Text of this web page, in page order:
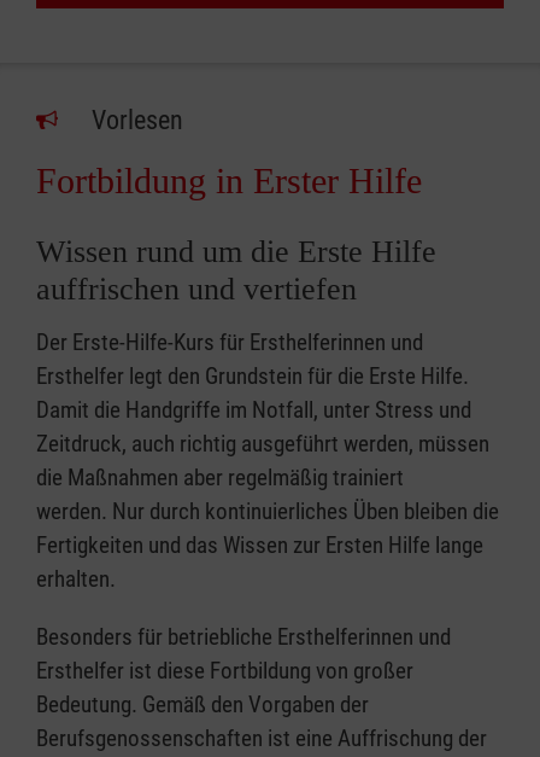
Vorlesen
Fortbildung in Erster Hilfe
Wissen rund um die Erste Hilfe
auffrischen und vertiefen
Der Erste-Hilfe-Kurs für Ersthelferinnen und
Ersthelfer legt den Grundstein für die Erste Hilfe.
Damit die Handgriffe im Notfall, unter Stress und
Zeitdruck, auch richtig ausgeführt werden, müssen
die Maßnahmen aber regelmäßig trainiert
werden. Nur durch kontinuierliches Üben bleiben die
Fertigkeiten und das Wissen zur Ersten Hilfe lange
erhalten.
Besonders für betriebliche Ersthelferinnen und
Ersthelfer ist diese Fortbildung von großer
Bedeutung. Gemäß den Vorgaben der
Berufsgenossenschaften ist eine Auffrischung der